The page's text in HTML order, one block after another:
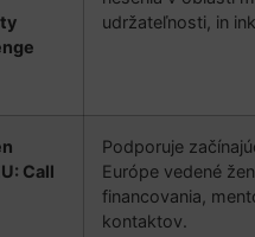
udržateľnosti, in
Call
Podporuje
Európe vedené
financovania,
kontaktov.